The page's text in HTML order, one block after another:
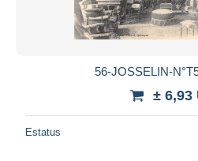
56-JOSSELIN-
± 6,93
Estatus